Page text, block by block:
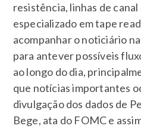
resistência, linhas de
especializado em tape
acompanhar o noticiário
para antever possíveis
ao longo do dia,
que notícias importantes
divulgação dos dados de
Bege, ata do FOMC e